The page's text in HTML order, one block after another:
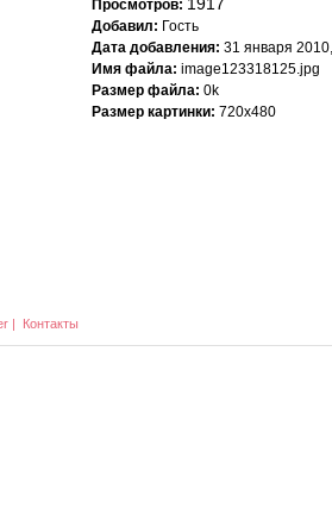
Просмотров:
Добавил: Гость
Дата добавления: 31 января
Имя файла: image123318125.jpg
Размер файла: 0k
Размер картинки: 720x480
| Контакты